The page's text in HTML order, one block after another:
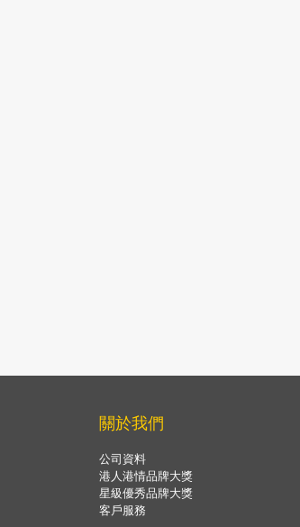
關於我們
公司資料
港人港情品牌大獎
星級優秀品牌大獎
客戶服務